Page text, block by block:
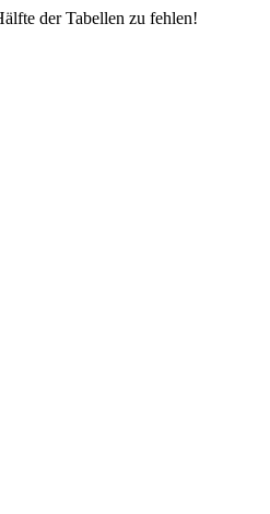
der Tabellen zu fehlen!